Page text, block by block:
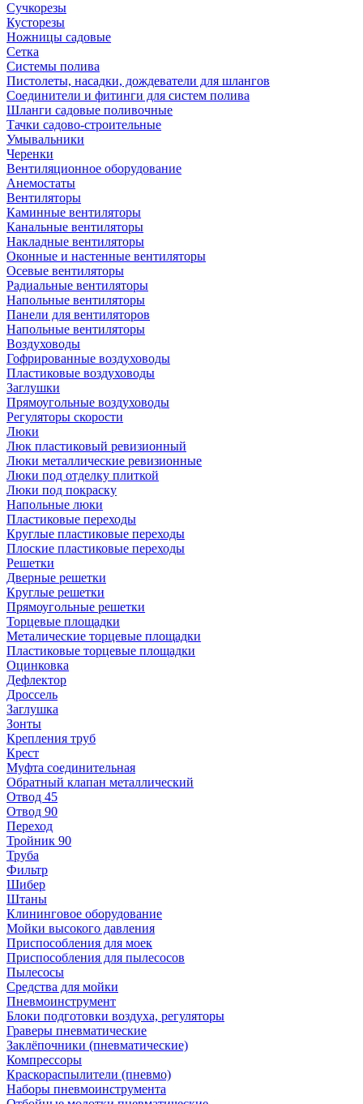
Сучкорезы
Кусторезы
Ножницы садовые
Сетка
Системы полива
Пистолеты, насадки, дождеватели для шлангов
Соединители и фитинги для систем полива
Шланги садовые поливочные
Тачки садово-строительные
Умывальники
Черенки
Вентиляционное оборудование
Анемостаты
Вентиляторы
Каминные вентиляторы
Канальные вентиляторы
Накладные вентиляторы
Оконные и настенные вентиляторы
Осевые вентиляторы
Радиальные вентиляторы
Напольные вентиляторы
Панели для вентиляторов
Напольные вентиляторы
Воздуховоды
Гофрированные воздуховоды
Пластиковые воздуховоды
Заглушки
Прямоугольные воздуховоды
Регуляторы скорости
Люки
Люк пластиковый ревизионный
Люки металлические ревизионные
Люки под отделку плиткой
Люки под покраску
Напольные люки
Пластиковые переходы
Круглые пластиковые переходы
Плоские пластиковые переходы
Решетки
Дверные решетки
Круглые решетки
Прямоугольные решетки
Торцевые площадки
Металические торцевые площадки
Пластиковые торцевые площадки
Оцинковка
Дефлектор
Дроссель
Заглушка
Зонты
Крепления труб
Крест
Муфта соединительная
Обратный клапан металлический
Отвод 45
Отвод 90
Переход
Тройник 90
Труба
Фильтр
Шибер
Штаны
Клининговое оборудование
Мойки высокого давления
Приспособления для моек
Приспособления для пылесосов
Пылесосы
Средства для мойки
Пневмоинструмент
Блоки подготовки воздуха, регуляторы
Граверы пневматические
Заклёпочники (пневматические)
Компрессоры
Краскораспылители (пневмо)
Наборы пневмоинструмента